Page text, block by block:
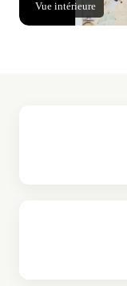
Vue intérieure